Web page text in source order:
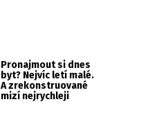
Pronajmout si dnes
byt? Nejvíc letí malé.
A zrekonstruované
mizí nejrychleji